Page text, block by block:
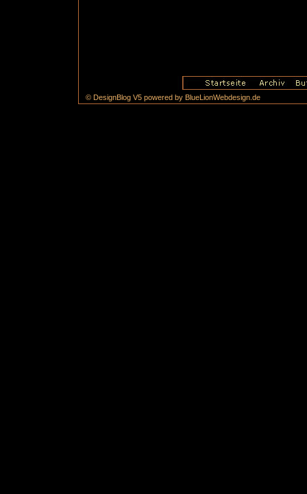
© DesignBlog V5 powered by BlueLionWebdesign.de